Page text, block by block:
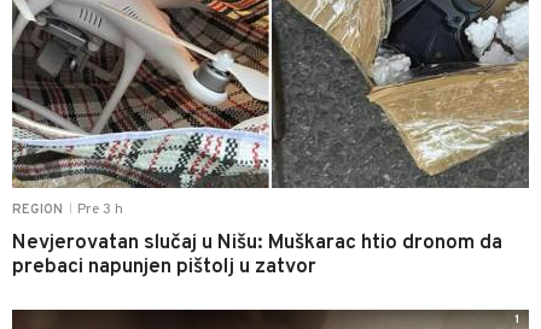
REGION Pre 3 h
Nevjerovatan slučaj u Nišu: Muškarac htio dronom da
prebaci napunjen pištolj u zatvor
1